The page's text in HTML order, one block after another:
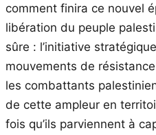
comment finira ce nouvel
libération du peuple
sûre : l’initiative
mouvements de
les combattants
de cette ampleur en
fois qu’ils parviennent à